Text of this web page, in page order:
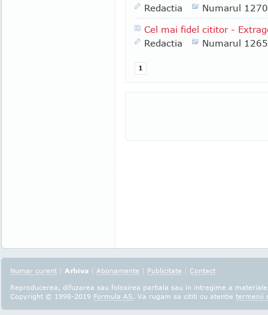
Redactia
Numarul 1270
Cel mai fidel cititor -
Redactia
Numarul 1265
1
Numar curent | Arhiva | Abonamente | Publicitate | Contact
Reproducerea, difuzarea sau folosirea partiala sau in intregime a
Copyright © 1998-2019 Formula AS. Va rugam sa cititi cu atentie termenii